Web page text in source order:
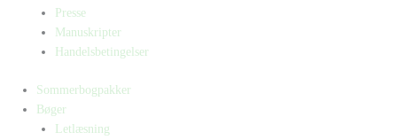
Presse
Manuskripter
Handelsbetingelser
Sommerbogpakker
Bøger
Letlæsning